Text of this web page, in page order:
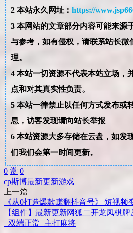
2本站永久网址： https://
3本网站的文章部分内容可能来源
与参考，如有侵权，请联系站长微信：
理。
4本站一切资源不代表本站立场，
点和对其真实性负责。
5本站一律禁止以任何方式发布或
息，访客发现请向站长举报
6本站资源大多存储在云盘，如发
们我们会第一时间更新。
0 赏 0
cp斯博最新更新游戏
上一篇
《从0打造爆款赚翻抖音号》 短视频
【组件】最新更新网狐二开龙凤棋
+双端正常+主打麻将